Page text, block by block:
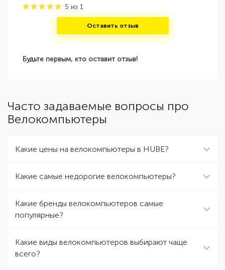
5 из 1
Оставить отзыв
Будьте первым, кто оставит отзыв!
Часто задаваемые вопросы про
Велокомпьютеры
Какие цены на велокомпьютеры в HUBE?
Какие самые недорогие велокомпьютеры?
Какие бренды велокомпьютеров самые
популярные?
Какие виды велокомпьютеров выбирают чаще
всего?